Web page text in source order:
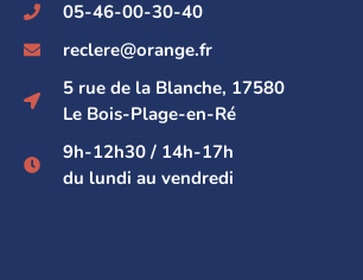
05-46-00-30-40
reclere@orange.fr
5 rue de la Blanche, 17580
Le Bois-Plage-en-Ré
9h-12h30 / 14h-17h
du lundi au vendredi